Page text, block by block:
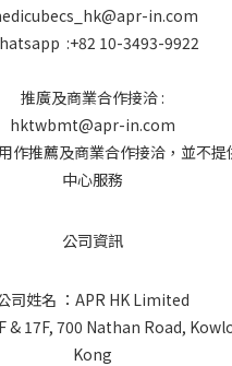
in.com
:+82 10-3493-9922
推廣及商業合作接洽 :
hktwbmt@apr-in.com
作推薦及商業合作接洽，並不提
中心服務
公司資訊
司姓名 ：APR HK Limited
& 17F, 700 Nathan Road,
Kong